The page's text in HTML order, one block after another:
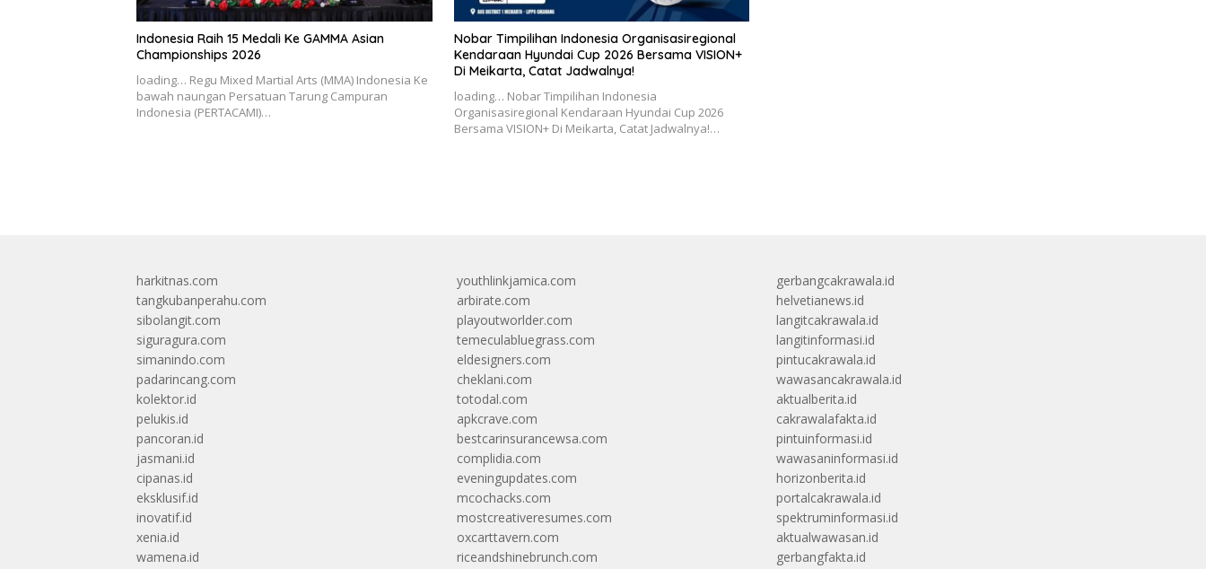
Indonesia Raih 15 Medali Ke GAMMA Asian
Championships 2026
loading… Regu Mixed Martial Arts (MMA) Indonesia Ke
bawah naungan Persatuan Tarung Campuran
Indonesia (PERTACAMI)…
Nobar Timpilihan Indonesia Organisasiregional
Kendaraan Hyundai Cup 2026 Bersama VISION+
Di Meikarta, Catat Jadwalnya!
loading… Nobar Timpilihan Indonesia
Organisasiregional Kendaraan Hyundai Cup 2026
Bersama VISION+ Di Meikarta, Catat Jadwalnya!…
harkitnas.com
tangkubanperahu.com
sibolangit.com
siguragura.com
simanindo.com
padarincang.com
kolektor.id
pelukis.id
pancoran.id
jasmani.id
cipanas.id
eksklusif.id
inovatif.id
xenia.id
wamena.id
youthlinkjamica.com
arbirate.com
playoutworlder.com
temeculabluegrass.com
eldesigners.com
cheklani.com
totodal.com
apkcrave.com
bestcarinsurancewsa.com
complidia.com
eveningupdates.com
mcochacks.com
mostcreativeresumes.com
oxcarttavern.com
riceandshinebrunch.com
gerbangcakrawala.id
helvetianews.id
langitcakrawala.id
langitinformasi.id
pintucakrawala.id
wawasancakrawala.id
aktualberita.id
cakrawalafakta.id
pintuinformasi.id
wawasaninformasi.id
horizonberita.id
portalcakrawala.id
spektruminformasi.id
aktualwawasan.id
gerbangfakta.id